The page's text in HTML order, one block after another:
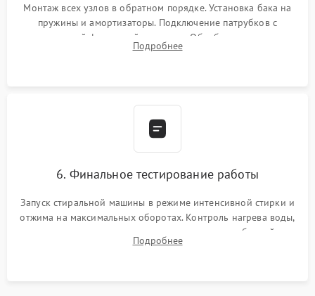
Монтаж всех узлов в обратном порядке. Установка бака на
пружины и амортизаторы. Подключение патрубков с
надежной фиксацией хомутами. Обработка стыков
герметиком для предотвращения возможных протечек воды.
Подробнее
6. Финальное тестирование работы
Запуск стиральной машины в режиме интенсивной стирки и
отжима на максимальных оборотах. Контроль нагрева воды,
корректности слива, отсутствия излишних вибраций,
посторонних стуков и протечек под корпусом.
Подробнее